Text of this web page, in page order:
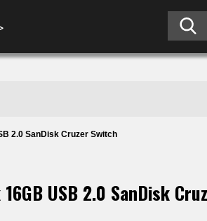
2.0 SanDisk Cruzer Switch
USB 2.0 SanDisk